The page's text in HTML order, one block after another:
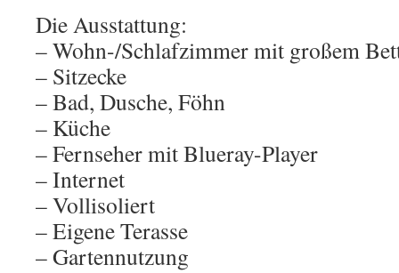
Die Ausstattung:
– Wohn-/Schlafzimmer mit großem
– Sitzecke
– Bad, Dusche, Föhn
– Küche
– Fernseher mit Blueray-Player
– Internet
– Vollisoliert
– Eigene Terasse
– Gartennutzung